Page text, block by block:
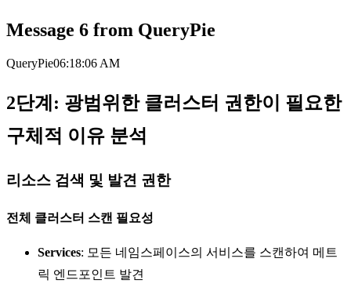
Message 6 from QueryPie
QueryPie06:18:06 AM
2단계: 광범위한 클러스터 권한이 필요한
구체적 이유 분석
리소스 검색 및 발견 권한
전체 클러스터 스캔 필요성
Services: 모든 네임스페이스의 서비스를 스캔하여 메트
릭 엔드포인트 발견